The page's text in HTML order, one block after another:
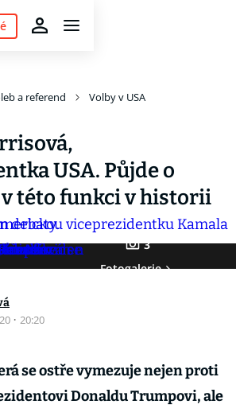
a referend Volby v USA
USA. Půjde o
této funkci v historii
3
Fotogalerie
· 20:20
se ostře vymezuje nejen proti
Donaldu Trumpovi, ale